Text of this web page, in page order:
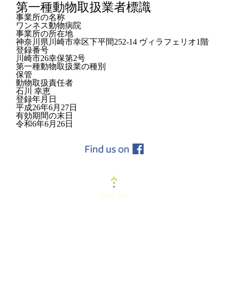
第一種動物取扱業者標識
事業所の名称
ワンネス動物病院
事業所の所在地
神奈川県川崎市幸区下平間252-14 ヴィラフェリオ1階
登録番号
川崎市26幸保第2号
第一種動物取扱業の種別
保管
動物取扱責任者
石川 幸恵
登録年月日
平成26年6月27日
有効期間の末日
令和6年6月26日